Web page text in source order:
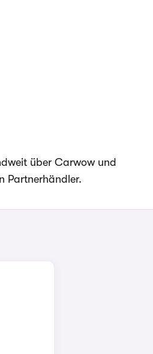
über Carwow und
Partnerhändler.